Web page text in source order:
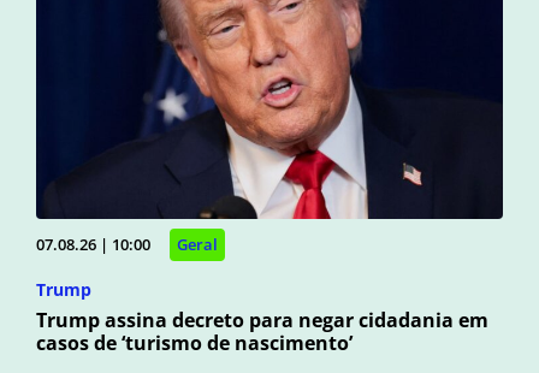
07.08.26 | 10:00 Geral
Trump
Trump assina decreto para negar cidadania em
casos de ‘turismo de nascimento’